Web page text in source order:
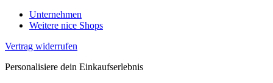
Unternehmen
Weitere nice Shops
Vertrag widerrufen
Personalisiere dein Einkaufserlebnis